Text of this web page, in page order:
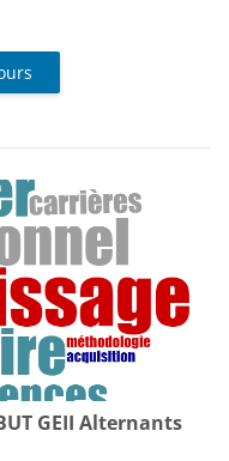
GEII Alternants